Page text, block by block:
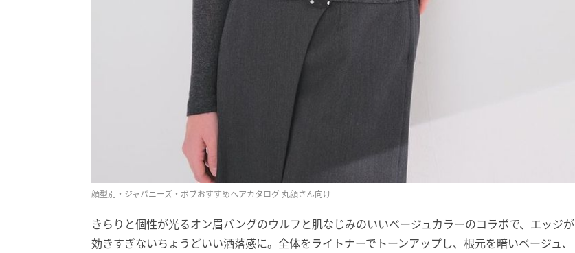
顔型別・ジャパニーズ・ボブおすすめヘアカタログ 丸顔さん向け
きらりと個性が光るオン眉バングのウルフと肌なじみのいいベージュカラーのコラボで、エッジが
効きすぎないちょうどいい洒落感に。全体をライトナーでトーンアップし、根元を暗いベージュ、